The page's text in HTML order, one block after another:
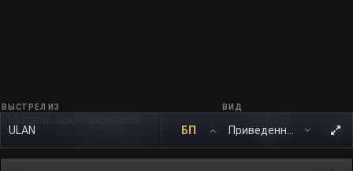
ВЫСТРЕЛ ИЗ
ULAN БП
ВИД